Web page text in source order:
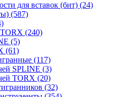
для вставок (бит) (24)
(587)
(240)
(5)
(61)
(117)
SPLINE (3)
TORX (20)
(32)